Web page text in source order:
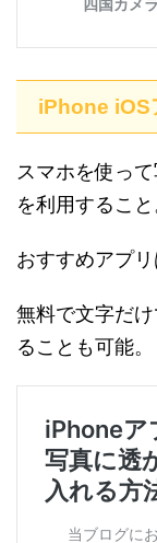
iPhone iOS
スマホを使っ
を利用すること
おすすめアプ
無料で文字だ
ることも可能。